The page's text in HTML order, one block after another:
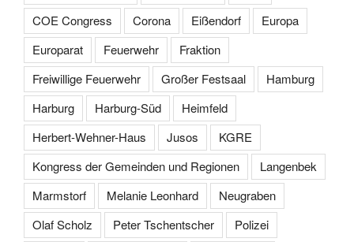
COE Congress
Corona Eißendorf
Europa
Europarat
Feuerwehr
Fraktion
Freiwillige Feuerwehr
Großer Festsaal
Hamburg
Harburg
Harburg-Süd
Heimfeld
Herbert-Wehner-Haus
Jusos
KGRE
Kongress der Gemeinden und Regionen
Langenbek
Marmstorf
Melanie Leonhard
Neugraben
Olaf Scholz
Peter Tschentscher
Polizei